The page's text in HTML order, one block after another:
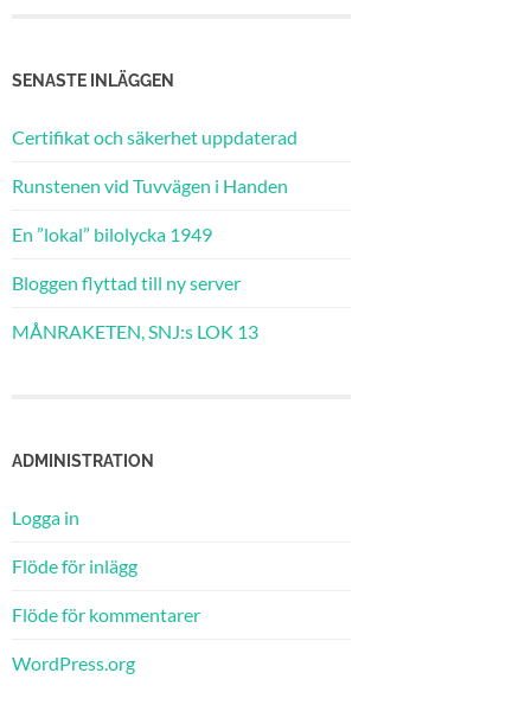
SENASTE INLÄGGEN
Certifikat och säkerhet uppdaterad
Runstenen vid Tuvvägen i Handen
En ”lokal” bilolycka 1949
Bloggen flyttad till ny server
MÅNRAKETEN, SNJ:s LOK 13
ADMINISTRATION
Logga in
Flöde för inlägg
Flöde för kommentarer
WordPress.org